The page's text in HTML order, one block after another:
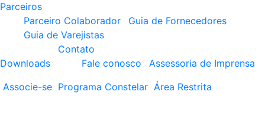
Parceiros
Parceiro Colaborador
Guia de Fornecedores
Guia de Varejistas
Downloads
Contato
Fale conosco
Assessoria de Imprensa
Associe-se Programa Constelar Área Restrita